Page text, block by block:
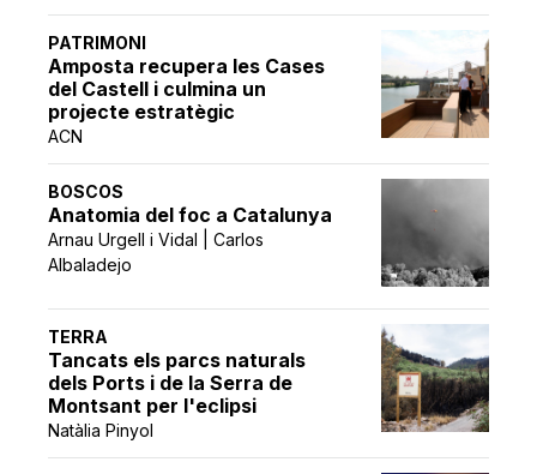
PATRIMONI
Amposta recupera les Cases
del Castell i culmina un
projecte estratègic
ACN
BOSCOS
Anatomia del foc a Catalunya
Arnau Urgell i Vidal | Carlos
Albaladejo
TERRA
Tancats els parcs naturals
dels Ports i de la Serra de
Montsant per l'eclipsi
Natàlia Pinyol